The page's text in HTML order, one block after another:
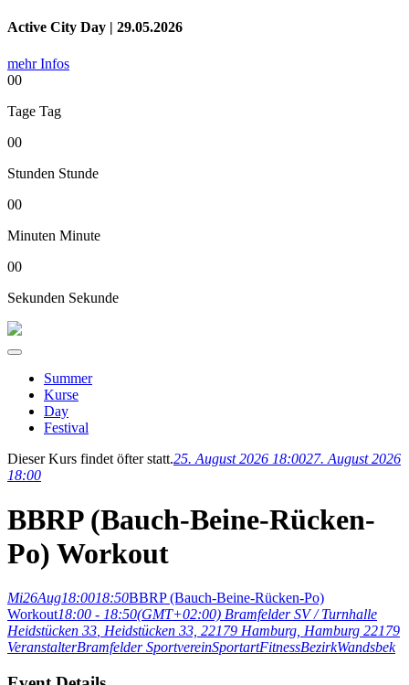
Active City Day | 29.05.2026
mehr Infos
00
Tage Tag
00
Stunden Stunde
00
Minuten Minute
00
Sekunden Sekunde
Summer
Kurse
Day
Festival
Dieser Kurs findet öfter statt.25. August 2026 18:0027. August 2026
18:00
BBRP (Bauch-Beine-Rücken-
Po) Workout
Mi26Aug18:0018:50BBRP (Bauch-Beine-Rücken-Po)
Workout18:00 - 18:50(GMT+02:00) Bramfelder SV / Turnhalle
Heidstücken 33, Heidstücken 33, 22179 Hamburg, Hamburg 22179
VeranstalterBramfelder SportvereinSportartFitnessBezirkWandsbek